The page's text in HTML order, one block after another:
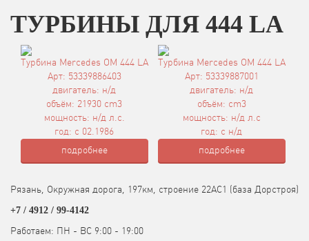
ТУРБИНЫ ДЛЯ 444 LA
Турбина Mercedes OM 444 LA
Арт: 53339886403
двигатель: н/д
объём: 21930 cm3
мощность: н/д л.с.
год: с 02.1986
подробнее
Турбина Mercedes OM 444 LA
Арт: 53339887001
двигатель: н/д
объём: cm3
мощность: н/д л.с
год: с н/д
подробнее
Рязань, Окружная дорога, 197км, строение 22АC1 (база Дорстроя)
+7 / 4912 / 99-4142
Работаем: ПН - ВС 9:00 - 19:00